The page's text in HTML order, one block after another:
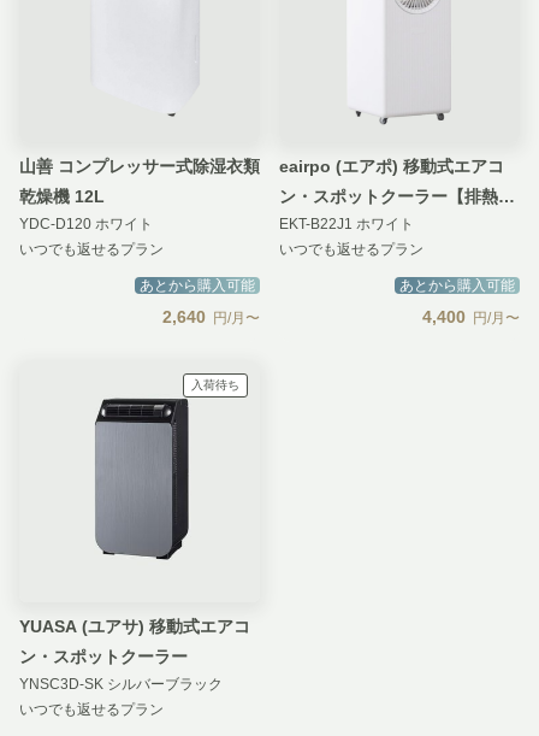
山善 コンプレッサー式除湿衣類
乾燥機 12L
YDC-D120 ホワイト
いつでも返せるプラン
あとから購入可能
2,640 円/月〜
eairpo (エアポ) 移動式エアコ
ン・スポットクーラー【排熱対
応モデル】
EKT-B22J1 ホワイト
いつでも返せるプラン
あとから購入可能
4,400 円/月〜
入荷待ち
YUASA (ユアサ) 移動式エアコ
ン・スポットクーラー
YNSC3D-SK シルバーブラック
いつでも返せるプラン